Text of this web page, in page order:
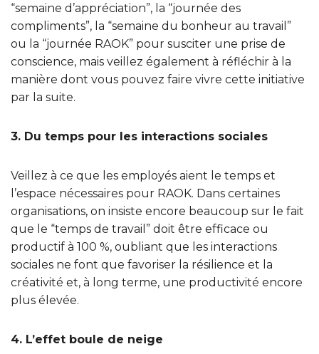
“semaine d’appréciation”, la “journée des
compliments”, la “semaine du bonheur au travail”
ou la “journée RAOK” pour susciter une prise de
conscience, mais veillez également à réfléchir à la
manière dont vous pouvez faire vivre cette initiative
par la suite.
3. Du temps pour les interactions sociales
Veillez à ce que les employés aient le temps et
l’espace nécessaires pour RAOK. Dans certaines
organisations, on insiste encore beaucoup sur le fait
que le “temps de travail” doit être efficace ou
productif à 100 %, oubliant que les interactions
sociales ne font que favoriser la résilience et la
créativité et, à long terme, une productivité encore
plus élevée.
4. L’effet boule de neige